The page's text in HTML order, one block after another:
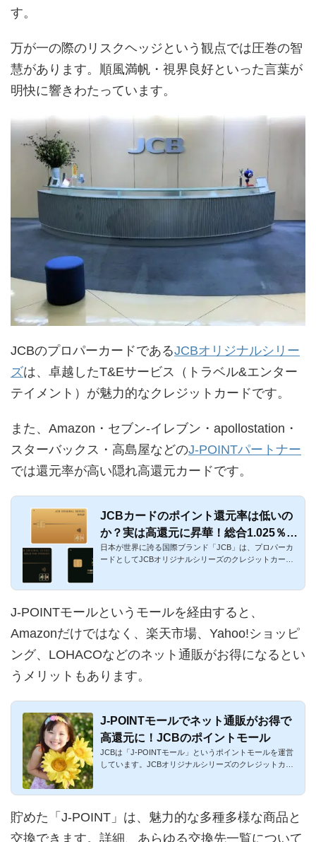
す。
万が一の際のリスクヘッジという観点では圧巻の智
慧があります。順風満帆・視界良好といった言葉が
明快に響きわたっています。
JCBのプロパーカードであるJCBオリジナルシリー
ズは、卓越したT&Eサービス（トラベル&エンター
テイメント）が魅力的なクレジットカードです。
また、Amazon・セブン-イレブン・apollostation・
スターバックス・高島屋などのJ-POINTパートナー
では還元率が高い隠れ高還元カードです。
JCBカードのポイント還元率は低いの
か？実は高還元に昇華！総合1.025％還
元になった口コミ
日本が世界に誇る国際ブランド「JCB」は、プロパーカ
ードとしてJCBオリジナルシリーズのクレジットカード
J-POINTモールというモールを経由すると、
Amazonだけではなく、楽天市場、Yahoo!ショッピ
ング、LOHACOなどのネット通販がお得になるとい
うメリットもあります。
J-POINTモールでネット通販がお得で
高還元に！JCBのポイントモール
JCBは「J-POINTモール」というポイントモールを運営
しています。JCBオリジナルシリーズのクレジットカー
貯めた「J-POINT」は、魅力的な多種多様な商品と
交換できます。詳細、あらゆる交換先一覧について